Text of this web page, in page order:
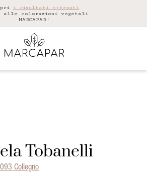
i risultati ottenuti
alle colorazioni vegetali
MARCAPAR!
Tobanelli
Collegno